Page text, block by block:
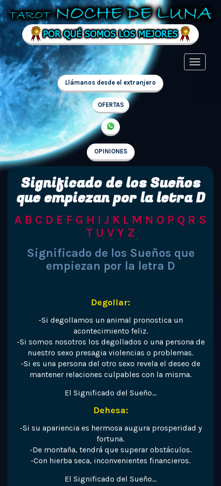
Llámanos desde el extranjero
OFERTAS
OPINIONES
Significado de los Sueños
que empiezan por la letra D
A B C D E F G H I J K L M N O P Q R S
T U V Y Z
Significado de los Sueños que
empiezan por la letra D
Degollar:
-Si degollamos un animal pronostica un
acontecimiento feliz.
-Si somos nosotros los degollados o una persona de
nuestro sexo presagia violencias o problemas.
-Si es una persona del otro sexo revela el deseo de
mantener relaciones culpables con la misma.
El Significado del Sueño…
Dehesa:
-Si su apariencia es hermosa augura prosperidad y
fortuna.
-De montaña, tendrá que superar obstáculos.
-Con hierba seca, inconvenientes financieros.
El Significado del Sueño…